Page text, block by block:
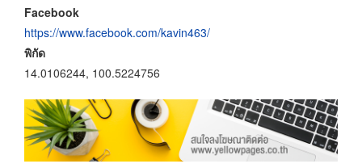
Facebook
https://www.facebook.com/kavin463/
พิกัด
14.0106244, 100.5224756